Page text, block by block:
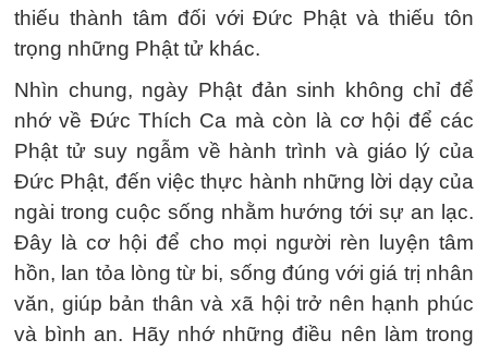
thiếu thành tâm đối với Đức Phật và thiếu tôn
trọng những Phật tử khác.
Nhìn chung, ngày Phật đản sinh không chỉ để
nhớ về Đức Thích Ca mà còn là cơ hội để các
Phật tử suy ngẫm về hành trình và giáo lý của
Đức Phật, đến việc thực hành những lời dạy của
ngài trong cuộc sống nhằm hướng tới sự an lạc.
Đây là cơ hội để cho mọi người rèn luyện tâm
hồn, lan tỏa lòng từ bi, sống đúng với giá trị nhân
văn, giúp bản thân và xã hội trở nên hạnh phúc
và bình an. Hãy nhớ những điều nên làm trong